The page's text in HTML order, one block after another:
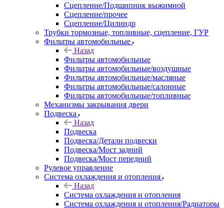
Сцепление/Подшипник выжимной
Сцепление/прочее
Сцепление/Цилиндр
Трубки тормозные, топливные, сцепление, ГУР
Фильтры автомобильные
Назад
Фильтры автомобильные
Фильтры автомобильные/воздушные
Фильтры автомобильные/масляные
Фильтры автомобильные/салонные
Фильтры автомобильные/топливные
Механизмы закрывания двери
Подвеска
Назад
Подвеска
Подвеска/Детали подвески
Подвеска/Мост задний
Подвеска/Мост передний
Рулевое управление
Система охлаждения и отопления
Назад
Система охлаждения и отопления
Система охлаждения и отопления/Радиаторы